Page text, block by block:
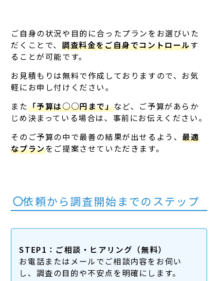
ご自身の状況や目的に合ったプランをお選びいた
だくことで、 調査料金をご自身でコントロールす
ることが可能です。
お見積もりは無料で作成しておりますので、お気
軽にお申し付けください。
また「予算は○○円まで」など、ご予算があらか
じめ決まっている場合は、事前にお伝えください。
そのご予算の中で最善の結果が出せるよう、最適
なプランをご提案させていただきます。
依頼から調査開始までのステップ
STEP1：ご相談・ヒアリング（無料）
お電話またはメールでご相談内容をお伺い
し、調査の目的や不安点を明確にします。